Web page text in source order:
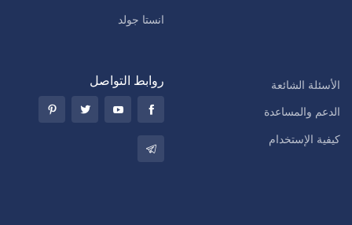
انستا جولد
الأسئلة الشائعة
الدعم والمساعدة
كيفية الإستخدام
روابط التواصل